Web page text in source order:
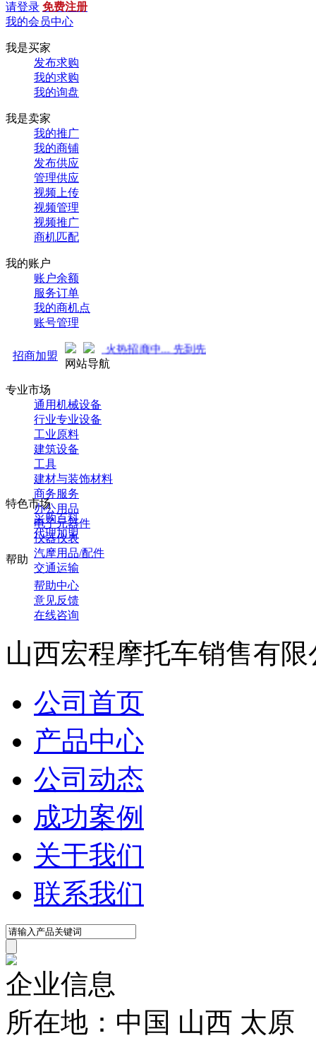
请登录 免费注册
我的会员中心
我是买家
发布求购
我的求购
我的询盘
我是卖家
我的推广
我的商铺
发布供应
管理供应
视频上传
视频管理
视频推广
商机匹配
我的账户
账户余额
服务订单
我的商机点
账号管理
招商加盟
势来袭！火热招商中... 先到先得 ！
网站导航
专业市场
通用机械设备
行业专业设备
工业原料
建筑设备
工具
建材与装饰材料
商务服务
办公用品
电子元器件
仪器仪表
汽摩用品/配件
交通运输
特色市场
采购百科
代理加盟
帮助
帮助中心
意见反馈
在线咨询
山西宏程摩托车销售有限
公司首页
产品中心
公司动态
成功案例
关于我们
联系我们
企业信息
所在地：中国 山西 太原